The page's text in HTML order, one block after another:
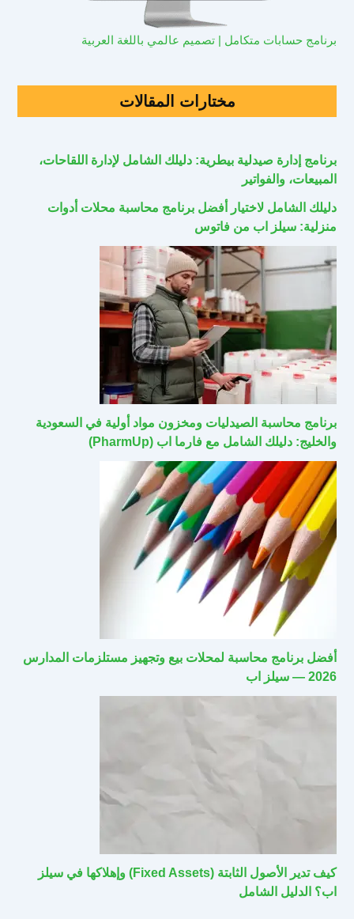
برنامج حسابات متكامل | تصميم عالمي باللغة العربية
مختارات المقالات
برنامج إدارة صيدلية بيطرية: دليلك الشامل لإدارة اللقاحات،
المبيعات، والفواتير
دليلك الشامل لاختيار أفضل برنامج محاسبة محلات أدوات
منزلية: سيلز اب من فاتوس
برنامج محاسبة الصيدليات ومخزون مواد أولية في السعودية
والخليج: دليلك الشامل مع فارما اب (PharmUp)
أفضل برنامج محاسبة لمحلات بيع وتجهيز مستلزمات المدارس
2026 — سيلز اب
كيف تدير الأصول الثابتة (Fixed Assets) وإهلاكها في سيلز
اب؟ الدليل الشامل